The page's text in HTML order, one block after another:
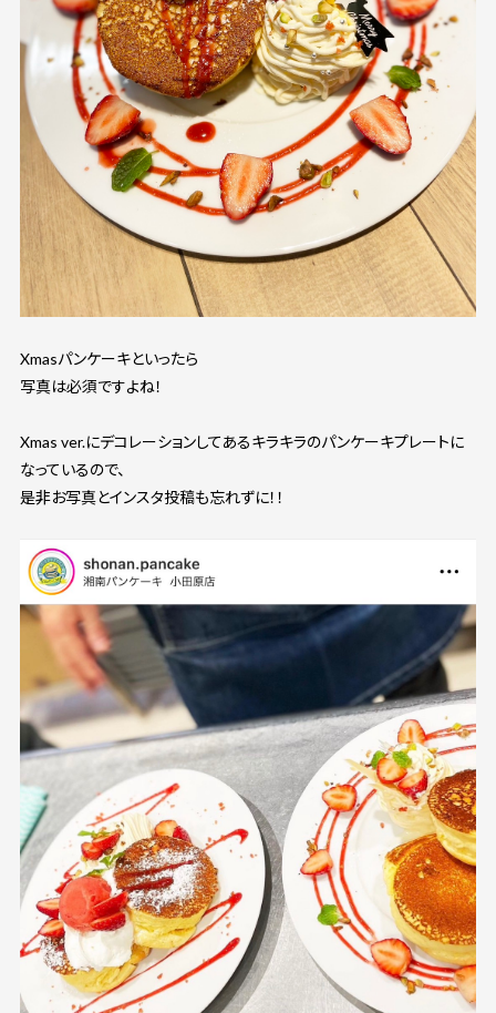
Xmasパンケーキといったら
写真は必須ですよね！
Xmas ver.にデコレーションしてあるキラキラのパンケーキプレートに
なっているので、
是非お写真とインスタ投稿も忘れずに！！